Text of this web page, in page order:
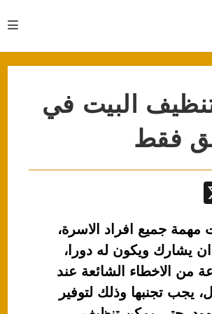
البيت في
مهمة جميع افراد الاسرة،
يشارك ويكون له دورا،
من الاخطاء الشائعة عند
يجب تجنبها وذلك لتوفير